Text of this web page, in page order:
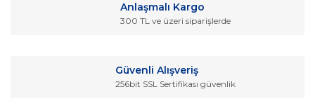
Ürün bilgilerinde hatalar bulunuyor.
Anlaşmalı Kargo
300 TL ve üzeri siparişlerde
Güvenli Alışveriş
256bit SSL Sertifikası güvenlik